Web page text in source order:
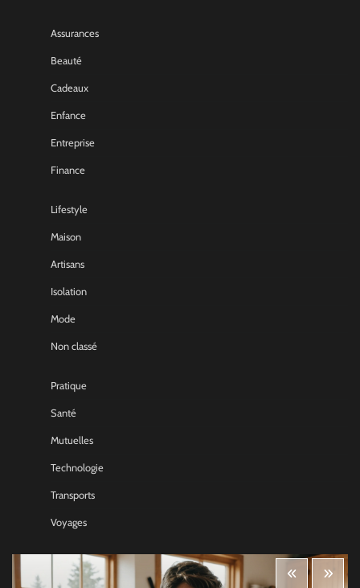
Assurances
Beauté
Cadeaux
Enfance
Entreprise
Finance
Lifestyle
Maison
Artisans
Isolation
Mode
Non classé
Pratique
Santé
Mutuelles
Technologie
Transports
Voyages